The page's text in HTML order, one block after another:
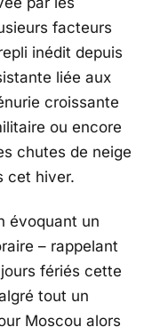
facteurs
inédit depuis
liée aux
croissante
ou encore
chutes de neige
cet hiver.
évoquant un
– rappelant
fériés cette
tout un
Moscou alors